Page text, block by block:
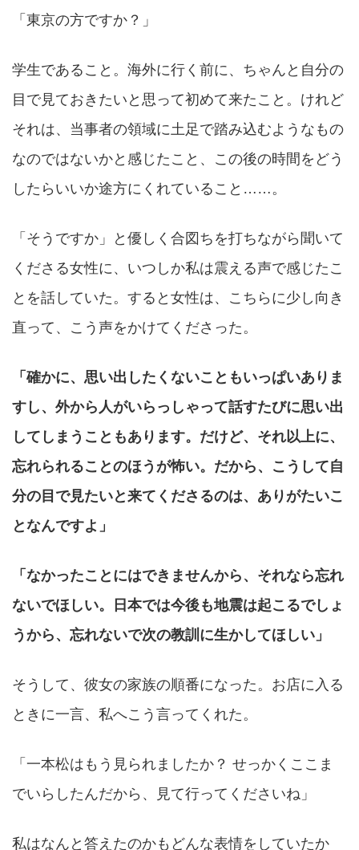
「東京の方ですか？」
学生であること。海外に行く前に、ちゃんと自分の
目で見ておきたいと思って初めて来たこと。けれど
それは、当事者の領域に土足で踏み込むようなもの
なのではないかと感じたこと、この後の時間をどう
したらいいか途方にくれていること……。
「そうですか」と優しく合図ちを打ちながら聞いて
くださる女性に、いつしか私は震える声で感じたこ
とを話していた。すると女性は、こちらに少し向き
直って、こう声をかけてくださった。
「確かに、思い出したくないこともいっぱいありま
すし、外から人がいらっしゃって話すたびに思い出
してしまうこともあります。だけど、それ以上に、
忘れられることのほうが怖い。だから、こうして自
分の目で見たいと来てくださるのは、ありがたいこ
となんですよ」
「なかったことにはできませんから、それなら忘れ
ないでほしい。日本では今後も地震は起こるでしょ
うから、忘れないで次の教訓に生かしてほしい」
そうして、彼女の家族の順番になった。お店に入る
ときに一言、私へこう言ってくれた。
「一本松はもう見られましたか？ せっかくここま
でいらしたんだから、見て行ってくださいね」
私はなんと答えたのかもどんな表情をしていたか